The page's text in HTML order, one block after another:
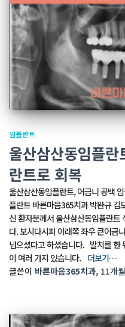
임플란트
울산삼산동임플
란트로 회복
울산삼산동임플란트, 어금니 공백
플란트 바른마음365치과 박완규
신 환자분께서 울산삼산동임플란트
다. 보시다시피 아래쪽 좌우 큰어금
넘으셨다고 하셨습니다. 발치를 한
이 여러 가지 있습니다. 더보기…
글쓴이 바른마음365치과, 11개월